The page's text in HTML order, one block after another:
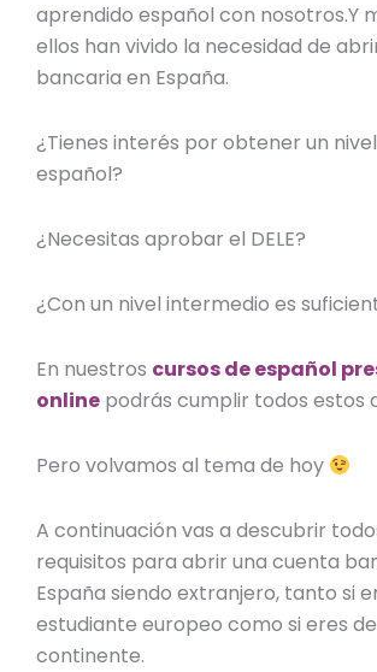
aprendido español con nosotros.Y
ellos han vivido la necesidad de
bancaria en España.
¿Tienes interés por obtener un
español?
¿Necesitas aprobar el DELE?
¿Con un nivel intermedio es
En nuestros cursos de español
online podrás cumplir todos estos
Pero volvamos al tema de hoy
A continuación vas a descubrir
requisitos para abrir una cuenta
España siendo extranjero, tanto si
estudiante europeo como si eres
continente.